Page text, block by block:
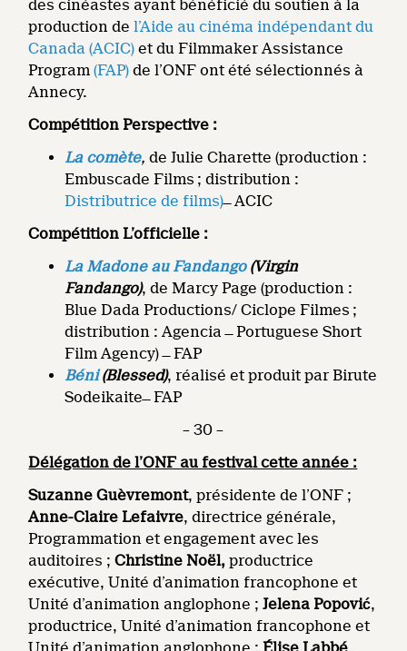
des cinéastes ayant bénéficié du soutien à la
production del’Aide au cinéma indépendant du
Canada (ACIC) et du Filmmaker Assistance
Program(FAP) de l’ONF ont été sélectionnés à
Annecy.
Compétition Perspective :
La comète,de Julie Charette (production :
Embuscade Films ; distribution :
Distributrice de films)̶ ACIC
Compétition L’officielle :
La Madone au Fandango(Virgin
Fandango), de Marcy Page (production :
Blue Dada Productions/ Ciclope Filmes ;
distribution : Agencia ̶ Portuguese Short
Film Agency) ̶ FAP
Béni (Blessed), réalisé et produit par Birute
Sodeikaite ̶ FAP
– 30 –
Délégation de l’ONF au festival cette année :
Suzanne Guèvremont, présidente de l’ONF ;
Anne-Claire Lefaivre, directrice générale,
Programmation et engagement avec les
auditoires ;Christine Noël, productrice
exécutive, Unité d’animation francophone et
Unité d’animation anglophone ;Jelena Popović,
productrice, Unité d’animation francophone et